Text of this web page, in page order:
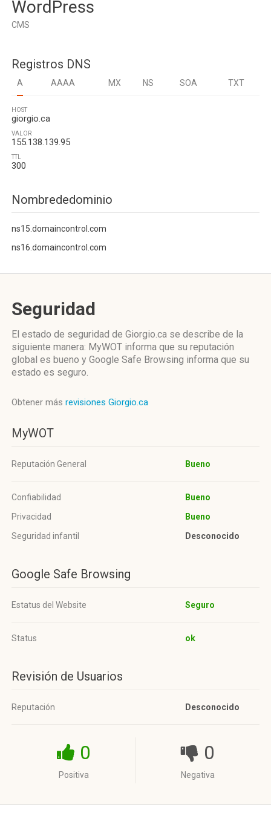
WordPress
CMS
Registros DNS
A AAAA MX NS SOA TXT
HOST
giorgio.ca
VALOR
155.138.139.95
TTL
300
Nombrededominio
ns15.domaincontrol.com
ns16.domaincontrol.com
Seguridad
El estado de seguridad de Giorgio.ca se describe de la
siguiente manera: MyWOT informa que su reputación
global es bueno y Google Safe Browsing informa que su
estado es seguro.
Obtener más revisiones Giorgio.ca
MyWOT
Reputación General Bueno
Confiabilidad
Bueno
Privacidad
Bueno
Seguridad infantil
Desconocido
Google Safe Browsing
Estatus del Website Seguro
Status ok
Revisión de Usuarios
Reputación Desconocido
0
Positiva
0
Negativa